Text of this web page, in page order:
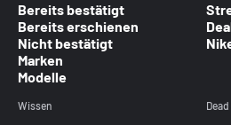
Bereits bestätigt
Bereits erschienen
Nicht bestätigt
Marken
Modelle
Wissen